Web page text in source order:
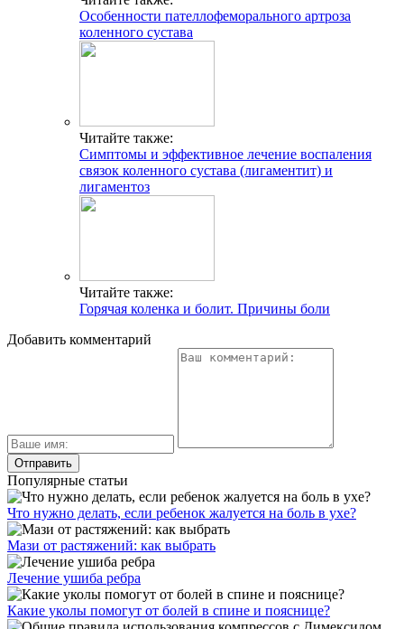
Особенности пателлофеморального артроза
коленного сустава
Читайте также:
Симптомы и эффективное лечение воспаления
связок коленного сустава (лигаментит) и
лигаментоз
Читайте также:
Горячая коленка и болит. Причины боли
Добавить комментарий
Популярные статьи
Что нужно делать, если ребенок жалуется на боль в ухе?
Мази от растяжений: как выбрать
Лечение ушиба ребра
Какие уколы помогут от болей в спине и пояснице?